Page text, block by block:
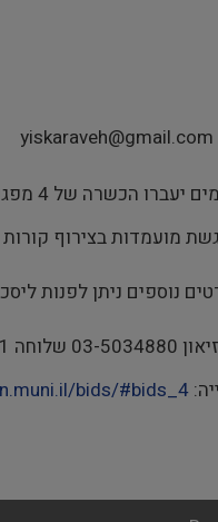
yiskaraveh@gmail.com
הכשרה של 4 מפגשים לפחות.
בצירוף קורות חיים הינו עד יום
נוספים ניתן לפנות
1,
bids/#bids_4